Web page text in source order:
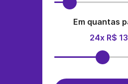
Em quantas
24x R$